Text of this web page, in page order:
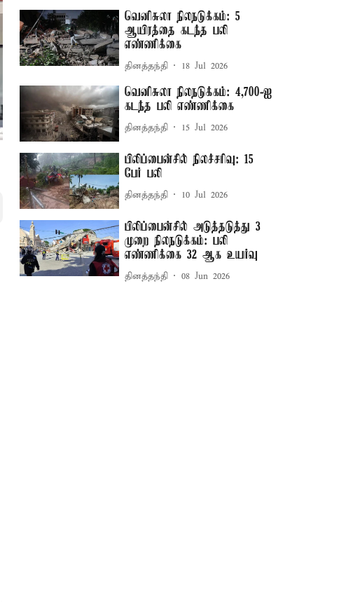
வெனிசுலா நிலநடுக்கம்: 5
ஆயிரத்தை கடந்த பலி
எண்ணிக்கை
தினத்தந்தி 18 Jul 2026
வெனிசுலா நிலநடுக்கம்: 4,700-ஐ
கடந்த பலி எண்ணிக்கை
தினத்தந்தி 15 Jul 2026
பிலிப்பைன்சில் நிலச்சரிவு: 15
பேர் பலி
தினத்தந்தி 10 Jul 2026
பிலிப்பைன்சில் அடுத்தடுத்து 3
முறை நிலநடுக்கம்: பலி
எண்ணிக்கை 32 ஆக உயர்வு
தினத்தந்தி 08 Jun 2026